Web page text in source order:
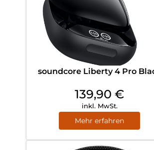
soundcore Liberty 4 Pro
139,90 €
inkl. MwSt.
Mehr erfahren